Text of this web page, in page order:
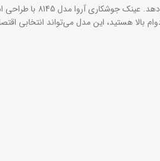
استفاده از عینک ایمنی
بالا هستید، این مدل می‌تواند انتخابی